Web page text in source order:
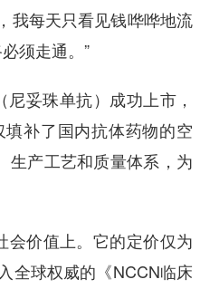
我每天只看见钱哗哗地流
须走通。”
妥珠单抗）成功上市，
补了国内抗体药物的空
生产工艺和质量体系，为
会价值上。它的定价仅为
全球权威的《NCCN临床